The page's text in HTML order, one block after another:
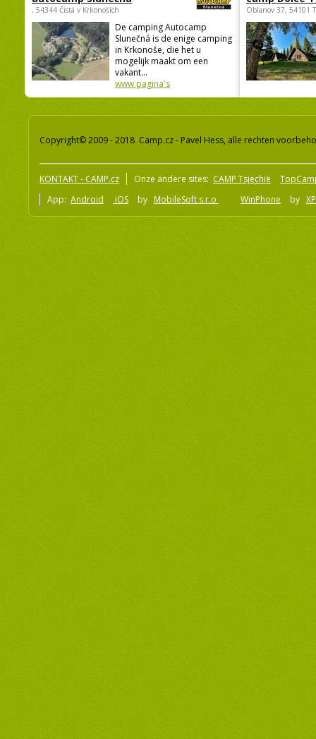
, 54344 Čistá v Krkonoších
De camping Autocamp
Slunečná is de enige camping
in Krkonoše, die het u
mogelijk maakt om een
vakant...
www pagina's
Oblanov 37, 54101
Copyright© 2009 - 2018 Camp.cz - Pavel Hess, alle rechten
KONTAKT - CAMP.cz Onze andere sites: CAMP Tsjechië
App: Android iOS by MobileSoft s.r.o WinPhone by